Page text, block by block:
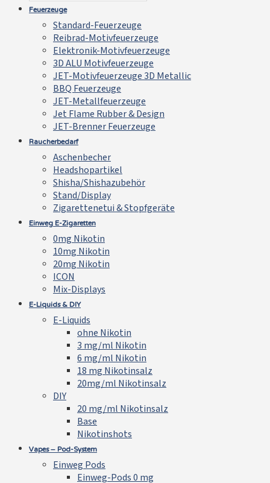
Feuerzeuge
Standard-Feuerzeuge
Reibrad-Motivfeuerzeuge
Elektronik-Motivfeuerzeuge
3D ALU Motivfeuerzeuge
JET-Motivfeuerzeuge 3D Metallic
BBQ Feuerzeuge
JET-Metallfeuerzeuge
Jet Flame Rubber & Design
JET-Brenner Feuerzeuge
Raucherbedarf
Aschenbecher
Headshopartikel
Shisha/Shishazubehör
Stand/Display
Zigarettenetui & Stopfgeräte
Einweg E-Zigaretten
0mg Nikotin
10mg Nikotin
20mg Nikotin
ICON
Mix-Displays
E-Liquids & DIY
E-Liquids
ohne Nikotin
3 mg/ml Nikotin
6 mg/ml Nikotin
18 mg Nikotinsalz
20mg/ml Nikotinsalz
DIY
20 mg/ml Nikotinsalz
Base
Nikotinshots
Vapes – Pod-System
Einweg Pods
Einweg-Pods 0 mg